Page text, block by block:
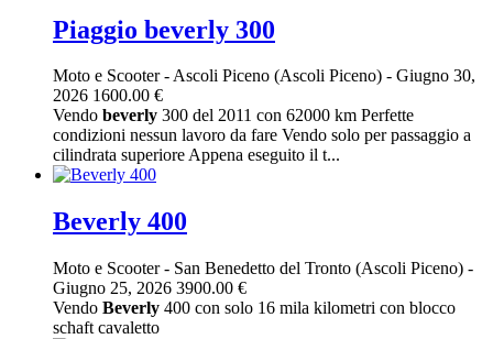
Piaggio beverly 300
Moto e Scooter-Ascoli Piceno (Ascoli Piceno) - Giugno 30,
2026 1600.00 €
Vendo beverly 300 del 2011 con 62000 km Perfette
condizioni nessun lavoro da fare Vendo solo per passaggio a
cilindrata superiore Appena eseguito il t...
Beverly 400
Moto e Scooter- San Benedetto del Tronto (Ascoli Piceno) -
Giugno 25, 2026 3900.00 €
Vendo Beverly 400 con solo 16 mila kilometri con blocco
schaft cavaletto